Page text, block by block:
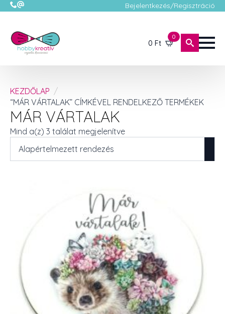
Bejelentkezés/Regisztráció
0 Ft
0
KEZDŐLAP
“MÁR VÁRTALAK” CÍMKÉVEL RENDELKEZŐ TERMÉKEK
MÁR VÁRTALAK
Mind a(z) 3 találat megjelenítve